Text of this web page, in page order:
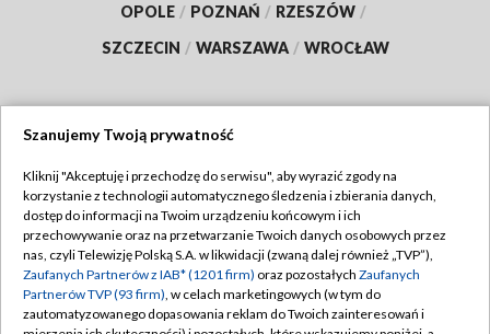
OPOLE / POZNAŃ / RZESZÓW /
SZCZECIN / WARSZAWA / WROCŁAW
TVP
Abonament TVP
Emisja w TVP
Centrum informacji TVP
Regulamin TVP
Polityka prywatności
Moje zgody
Szanujemy Twoją prywatność
Kliknij "Akceptuję i przechodzę do serwisu", aby wyrazić zgody na
korzystanie z technologii automatycznego śledzenia i zbierania danych,
dostęp do informacji na Twoim urządzeniu końcowym i ich
przechowywanie oraz na przetwarzanie Twoich danych osobowych przez
nas, czyli Telewizję Polską S.A. w likwidacji (zwaną dalej również „TVP”),
Zaufanych Partnerów z IAB* (1201 firm) oraz pozostałych Zaufanych
Partnerów TVP (93 firm), w celach marketingowych (w tym do
zautomatyzowanego dopasowania reklam do Twoich zainteresowań i